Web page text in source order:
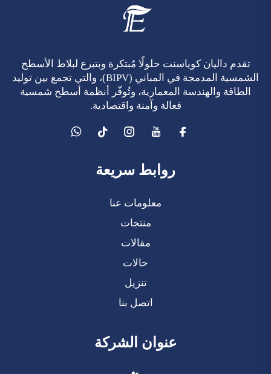
تقدم داليان كوياسنت حلولًا مُبتكرة وبتبرع لبلاط الأسطح
الشمسية المدمجة في المباني (BIPV)، والتي تجمع بين توليد
الطاقة والهندسة المعمارية، وتُوفّر أنظمة أسطح شمسية
فعالة وآمنة واقتصادية.
روابط سريعة
معلومات عنا
منتجات
مقالات
حالات
تنزيل
اتصل بنا
عنوان الشركة